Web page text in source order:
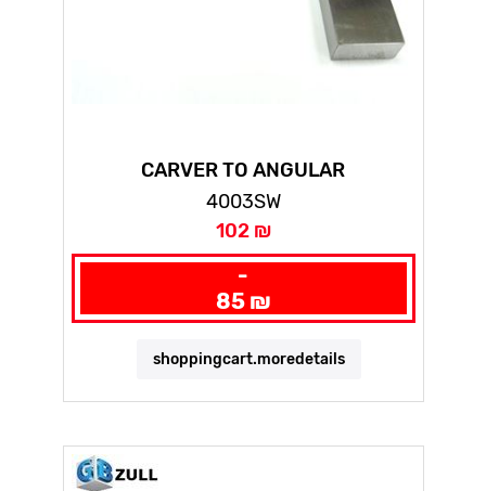
CARVER TO ANGULAR
4003SW
102 ₪
-
85 ₪
shoppingcart.moredetails